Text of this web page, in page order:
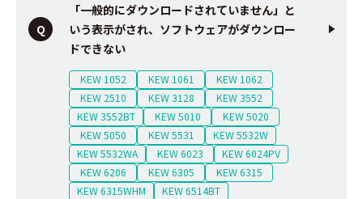
「一般的にダウンロードされていません」と
いう表示がされ、ソフトウェアがダウンロー
ドできない
KEW 1052 KEW 1061
KEW 1062
KEW 2510
KEW 3128
KEW 3552
KEW 3552BT
KEW 5010
KEW 5020
KEW 5050
KEW 5531
KEW 5532W
KEW 5532WA
KEW 6023
KEW 6024PV
KEW 6206
KEW 6305
KEW 6315
KEW 6315WHM
KEW 6514BT